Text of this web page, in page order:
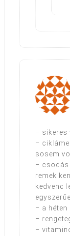
– sikeres
–
sosem
– csodás
remek
kedvenc
– a
–
–